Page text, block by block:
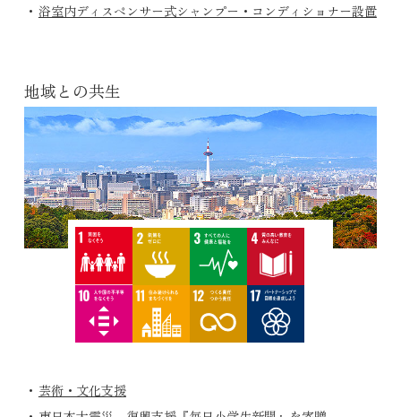
浴室内ディスペンサー式シャンプー・コンディショナー設置
地域との共生
芸術・文化支援